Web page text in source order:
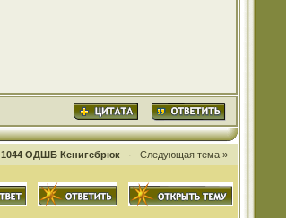
1044 ОДШБ Кенигсбрюк · Следующая тема »